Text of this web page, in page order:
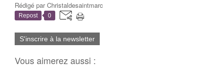
Rédigé parChristaldesaintmarc
Repost 0
S'inscrire à la newsletter
Vous aimerez aussi :